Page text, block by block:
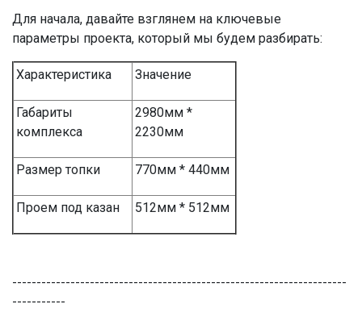
Для начала, давайте взглянем на ключевые
параметры проекта, который мы будем разбирать:
Характеристика Значение
Габариты
комплекса
2980мм *
2230мм
Размер топки 770мм * 440мм
Проем под казан 512мм * 512мм
---------------------------------------------------------------------
-----------